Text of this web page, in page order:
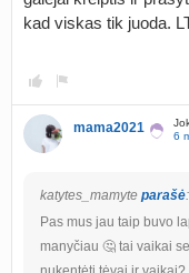
kad viskas tik juoda.
mama2021
6
katytes_mamyte parašė:
Pas mus jau taip buvo
manyčiau 🤔 tai vaikai